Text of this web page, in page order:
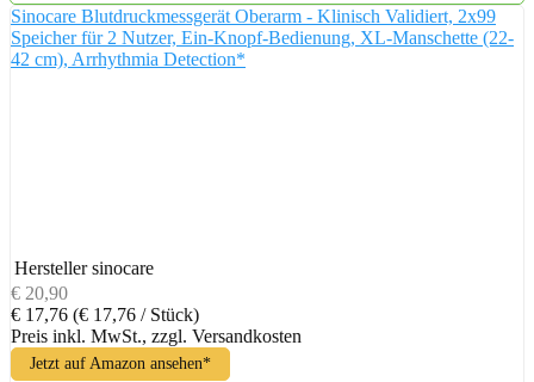
Sinocare Blutdruckmessgerät Oberarm - Klinisch Validiert, 2x99
Speicher für 2 Nutzer, Ein-Knopf-Bedienung, XL-Manschette (22-
42 cm), Arrhythmia Detection*
Hersteller sinocare
€ 20,90
€ 17,76 (€ 17,76 / Stück)
Preis inkl. MwSt., zzgl. Versandkosten
Jetzt auf Amazon ansehen*